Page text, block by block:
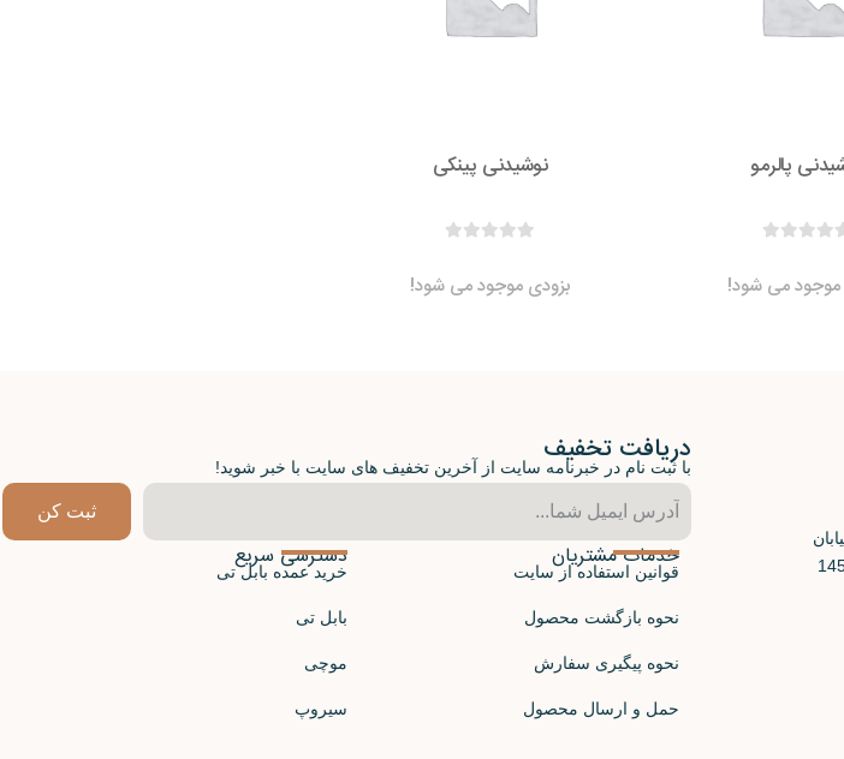
پالرمو
موجود می شود!
نوشیدنی پینکی
بزودی موجود می شود!
دریافت تخفیف
با ثبت نام در خبرنامه سایت از آخرین تخفیف های سایت با خبر شوید!
ثبت کن
خدمات مشتریان
قوانین استفاده از سایت
نحوه بازگشت محصول
نحوه پیگیری سفارش
حمل و ارسال محصول
دسترسی سریع
خرید عمده بابل تی
بابل تی
موچی
سیروپ